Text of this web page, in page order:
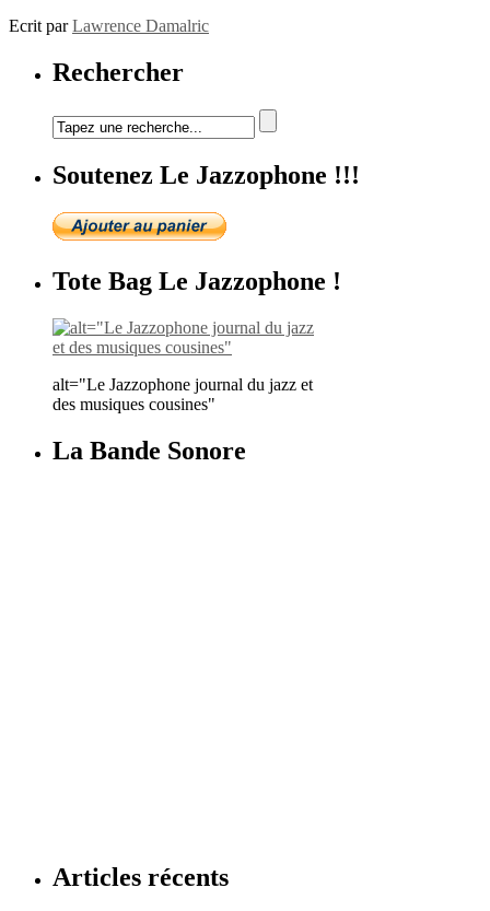
Ecrit parLawrence Damalric
Rechercher
Soutenez Le Jazzophone !!!
Tote Bag Le Jazzophone !
alt="Le Jazzophone journal du jazz et
des musiques cousines"
La Bande Sonore
Articles récents